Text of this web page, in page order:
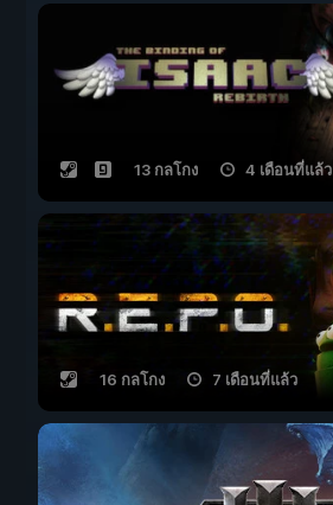
13 กลโกง 4 เดือนที่แล้ว
16 กลโกง 7 เดือนที่แล้ว